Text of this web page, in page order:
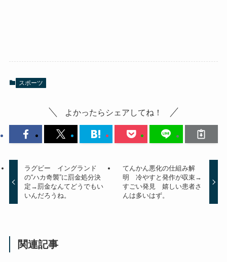
スポーツ
よかったらシェアしてね！
ラグビー イングランド
の“ハカ奇襲”に罰金処分決
定→罰金なんてどうでもい
いんだろうね。
てんかん悪化の仕組み解
明 冷やすと発作が収束→
すごい発見 嬉しい患者さ
んは多いはず。
関連記事